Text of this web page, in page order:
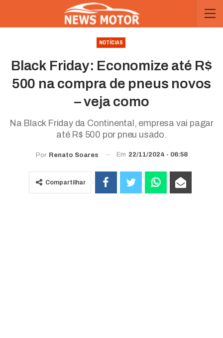
NOTÍCIAS
Black Friday: Economize até R$
500 na compra de pneus novos
– veja como
Na Black Friday da Continental, empresa vai pagar
até R$ 500 por pneu usado.
Por Renato Soares Em 22/11/2024 - 06:58
Compartilhar